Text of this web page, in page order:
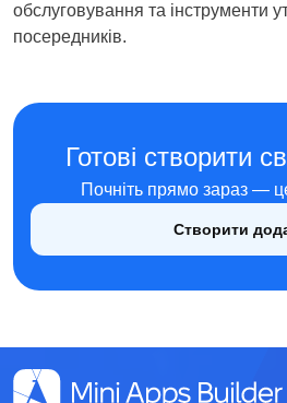
обслуговування та інструменти
посередників.
Готові створити
Почніть прямо зараз —
Створити
Кыргызча
Русский